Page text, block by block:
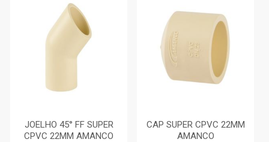
JOELHO 45° FF SUPER
CPVC 22MM AMANCO
CAP SUPER CPVC 22MM
AMANCO